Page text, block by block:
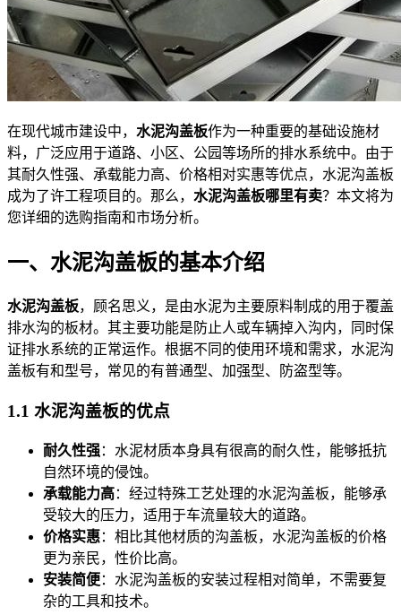
在现代城市建设中， 水泥沟盖板作为一种重要的基础设施材
料，广泛应用于道路、小区、公园等场所的排水系统中。由于
其耐久性强、承载能力高、价格相对实惠等优点，水泥沟盖板
成为了许工程项目的。那么， 水泥沟盖板哪里有卖？本文将为
您详细的选购指南和市场分析。
一、水泥沟盖板的基本介绍
水泥沟盖板，顾名思义，是由水泥为主要原料制成的用于覆盖
排水沟的板材。其主要功能是防止人或车辆掉入沟内，同时保
证排水系统的正常运作。根据不同的使用环境和需求，水泥沟
盖板有和型号，常见的有普通型、加强型、防盗型等。
1.1 水泥沟盖板的优点
耐久性强：水泥材质本身具有很高的耐久性，能够抵抗
自然环境的侵蚀。
承载能力高：经过特殊工艺处理的水泥沟盖板，能够承
受较大的压力，适用于车流量较大的道路。
价格实惠：相比其他材质的沟盖板，水泥沟盖板的价格
更为亲民，性价比高。
安装简便：水泥沟盖板的安装过程相对简单，不需要复
杂的工具和技术。